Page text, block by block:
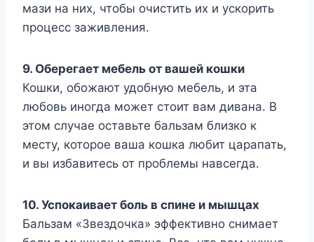
мази на них, чтобы очистить их и ускорить
процесс заживления.
9. Оберегает мебель от вашей кошки
Кошки, обожают удобную мебель, и эта
любовь иногда может стоит вам дивана. В
этом случае оставьте бальзам близко к
месту, которое ваша кошка любит царапать,
и вы избавитесь от проблемы навсегда.
10. Успокаивает боль в спине и мышцах
Бальзам «Звездочка» эффективно снимает